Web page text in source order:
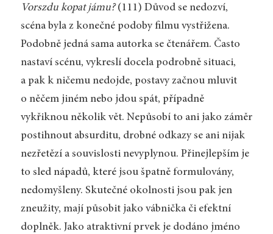
Vorszdu kopat jámu?(111) Důvod se nedozví,
scéna byla z konečné podoby filmu vystřižena.
Podobně jedná sama autorka se čtenářem. Často
nastaví scénu, vykreslí docela podrobně situaci,
a pak k ničemu nedojde, postavy začnou mluvit
o něčem jiném nebo jdou spát, případně
vykřiknou několik vět. Nepůsobí to ani jako záměr
postihnout absurditu, drobné odkazy se ani nijak
nezřetězí a souvislosti nevyplynou. Přinejlepším je
to sled nápadů, které jsou špatně formulovány,
nedomyšleny. Skutečné okolnosti jsou pak jen
zneužity, mají působit jako vábnička či efektní
doplněk. Jako atraktivní prvek je dodáno jméno